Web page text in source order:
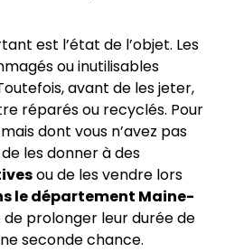
est l’état de l’objet. Les
ou inutilisables
avant de les jeter,
réparés ou recyclés. Pour
dont vous n’avez pas
les donner à des
ou de les vendre lors
le département Maine-
prolonger leur durée de
seconde chance.